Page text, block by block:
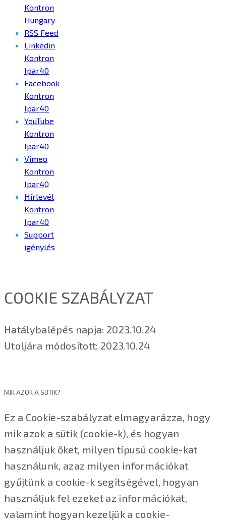
Kontron
Hungary
RSS Feed
Linkedin
Kontron
Ipar40
Facebook
Kontron
Ipar40
YouTube
Kontron
Ipar40
Vimeo
Kontron
Ipar40
Hírlevél
Kontron
Ipar40
Support
igénylés
COOKIE SZABÁLYZAT
Hatálybalépés napja: 2023.10.24
Utoljára módosított: 2023.10.24
MIK AZOK A SÜTIK?
Ez a Cookie-szabályzat elmagyarázza, hogy
mik azok a sütik (cookie-k), és hogyan
használjuk őket, milyen típusú cookie-kat
használunk, azaz milyen információkat
gyűjtünk a cookie-k segítségével, hogyan
használjuk fel ezeket az információkat,
valamint hogyan kezeljük a cookie-